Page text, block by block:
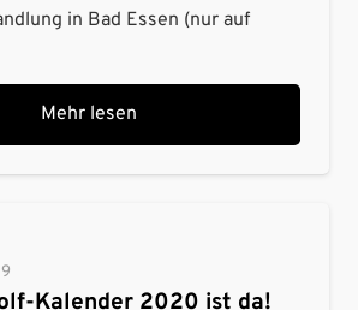
in Bad Essen (nur auf
Mehr lesen
Kalender 2020 ist da!